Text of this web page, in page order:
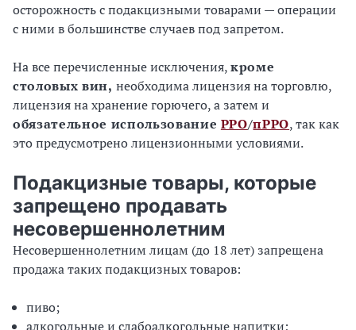
осторожность с подакцизными товарами — операции
с ними в большинстве случаев под запретом.
На все перечисленные исключения,кроме
столовых вин, необходима лицензия на торговлю,
лицензия на хранение горючего, а затем и
обязательное использование РРО/пРРО, так как
это предусмотрено лицензионными условиями.
Подакцизные товары, которые
запрещено продавать
несовершеннолетним
Несовершеннолетним лицам (до 18 лет) запрещена
продажа таких подакцизных товаров:
пиво;
алкогольные и слабоалкогольные напитки;